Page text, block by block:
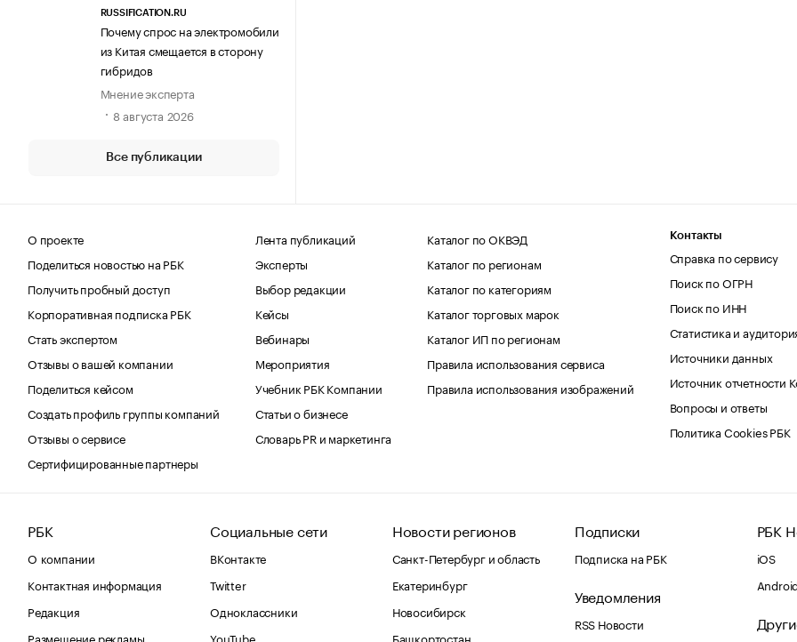
RUSSIFICATION.RU
Почему спрос на электромобили
из Китая смещается в сторону
гибридов
Мнение эксперта
8 августа 2026
Все публикации
О проекте
Поделиться новостью на РБК
Получить пробный доступ
Корпоративная подписка РБК
Стать экспертом
Отзывы о вашей компании
Поделиться кейсом
Создать профиль группы компаний
Отзывы о сервисе
Сертифицированные партнеры
Лента публикаций
Эксперты
Выбор редакции
Кейсы
Вебинары
Мероприятия
Учебник РБК Компании
Статьи о бизнесе
Словарь PR и маркетинга
Каталог по ОКВЭД
Каталог по регионам
Каталог по категориям
Каталог торговых марок
Каталог ИП по регионам
Правила использования сервиса
Правила использования изображений
Контакты
Справка по сервису
Поиск по ОГРН
Поиск по ИНН
Статистика и
Источники данных
Источник отчетности
Вопросы и ответы
Политика Cookies РБК
РБК
О компании
Контактная информация
Редакция
Размещение рекламы
Социальные сети
ВКонтакте
Twitter
Одноклассники
YouTube
Новости регионов
Санкт-Петербург и область
Екатеринбург
Новосибирск
Башкортостан
Подписки
Подписка на РБК
Уведомления
RSS Новости
РБК
iOS